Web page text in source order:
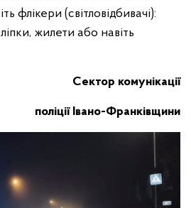
флікери (світловідбивачі):
жилети або навіть
Сектор комунікації
поліції Івано-Франківщини